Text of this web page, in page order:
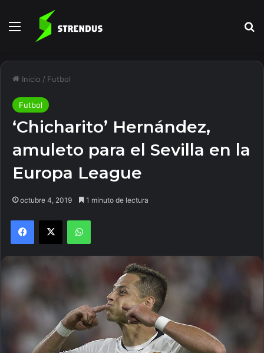
Menú
Inicio / Futbol
Futbol
‘Chicharito’ Hernández,
amuleto para el Sevilla en la
Europa League
octubre 4, 2019 1 minuto de lectura
Facebook
X WhatsApp